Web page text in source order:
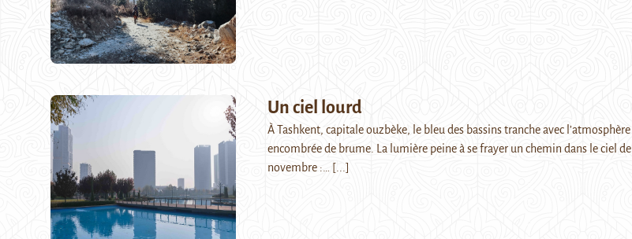
Un ciel lourd
À Tashkent, capitale ouzbèke, le bleu des bassins tranche avec l’atmosphère
encombrée de brume. La lumière peine à se frayer un chemin dans le ciel de
novembre :…
[...]